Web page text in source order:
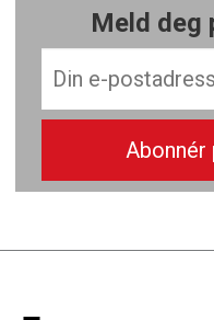
Meld deg